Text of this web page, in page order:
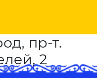
пр-т.
2